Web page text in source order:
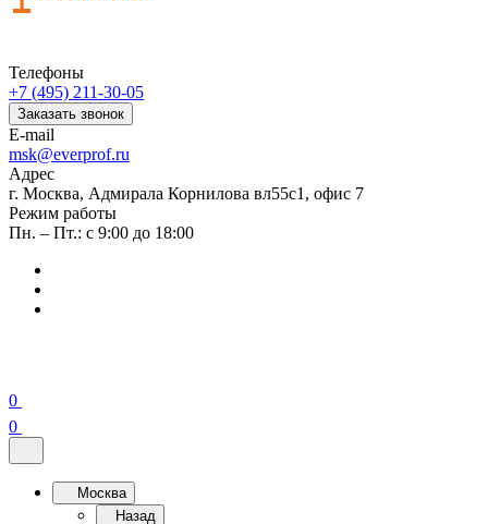
Телефоны
+7 (495) 211-30-05
Заказать звонок
E-mail
msk@everprof.ru
Адрес
г. Москва, Адмирала Корнилова вл55с1, офис 7
Режим работы
Пн. – Пт.: с 9:00 до 18:00
0
0
Москва
Назад